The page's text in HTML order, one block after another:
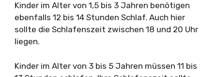
Kinder im Alter von 1,5 bis 3 Jahren benötigen
ebenfalls 12 bis 14 Stunden Schlaf. Auch hier
sollte die Schlafenszeit zwischen 18 und 20 Uhr
liegen.
Kinder im Alter von 3 bis 5 Jahren müssen 11 bis